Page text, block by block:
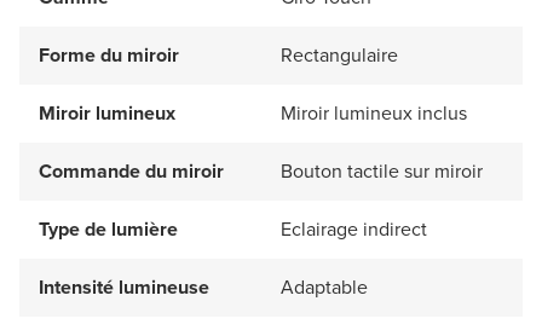
Forme du miroir Rectangulaire
Miroir lumineux Miroir lumineux inclus
Commande du miroir Bouton tactile sur miroir
Type de lumière Eclairage indirect
Intensité lumineuse Adaptable